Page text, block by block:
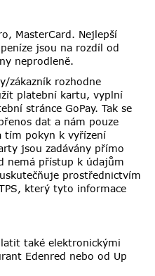
MasterCard. Nejlepší
jsou na rozdíl od
neprodleně.
zákazník rozhodne
platební kartu, vyplní
stránce GoPay. Tak se
dat a nám pouze
tím pokyn k vyřízení
jsou zadávány přímo
nemá přístup k údajům
prostřednictvím
který tyto informace
také elektronickými
Edenred nebo od Up